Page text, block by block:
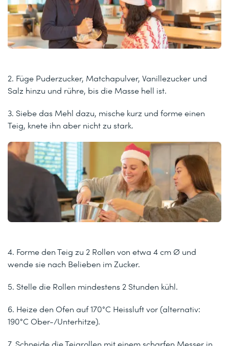
2. Füge Puderzucker, Matchapulver, Vanillezucker und
Salz hinzu und rühre, bis die Masse hell ist.
3. Siebe das Mehl dazu, mische kurz und forme einen
Teig, knete ihn aber nicht zu stark.
4. Forme den Teig zu 2 Rollen von etwa 4 cm Ø und
wende sie nach Belieben im Zucker.
5. Stelle die Rollen mindestens 2 Stunden kühl.
6. Heize den Ofen auf 170°C Heissluft vor (alternativ:
190°C Ober-/Unterhitze).
7. Schneide die Teigrollen mit einem scharfen Messer in